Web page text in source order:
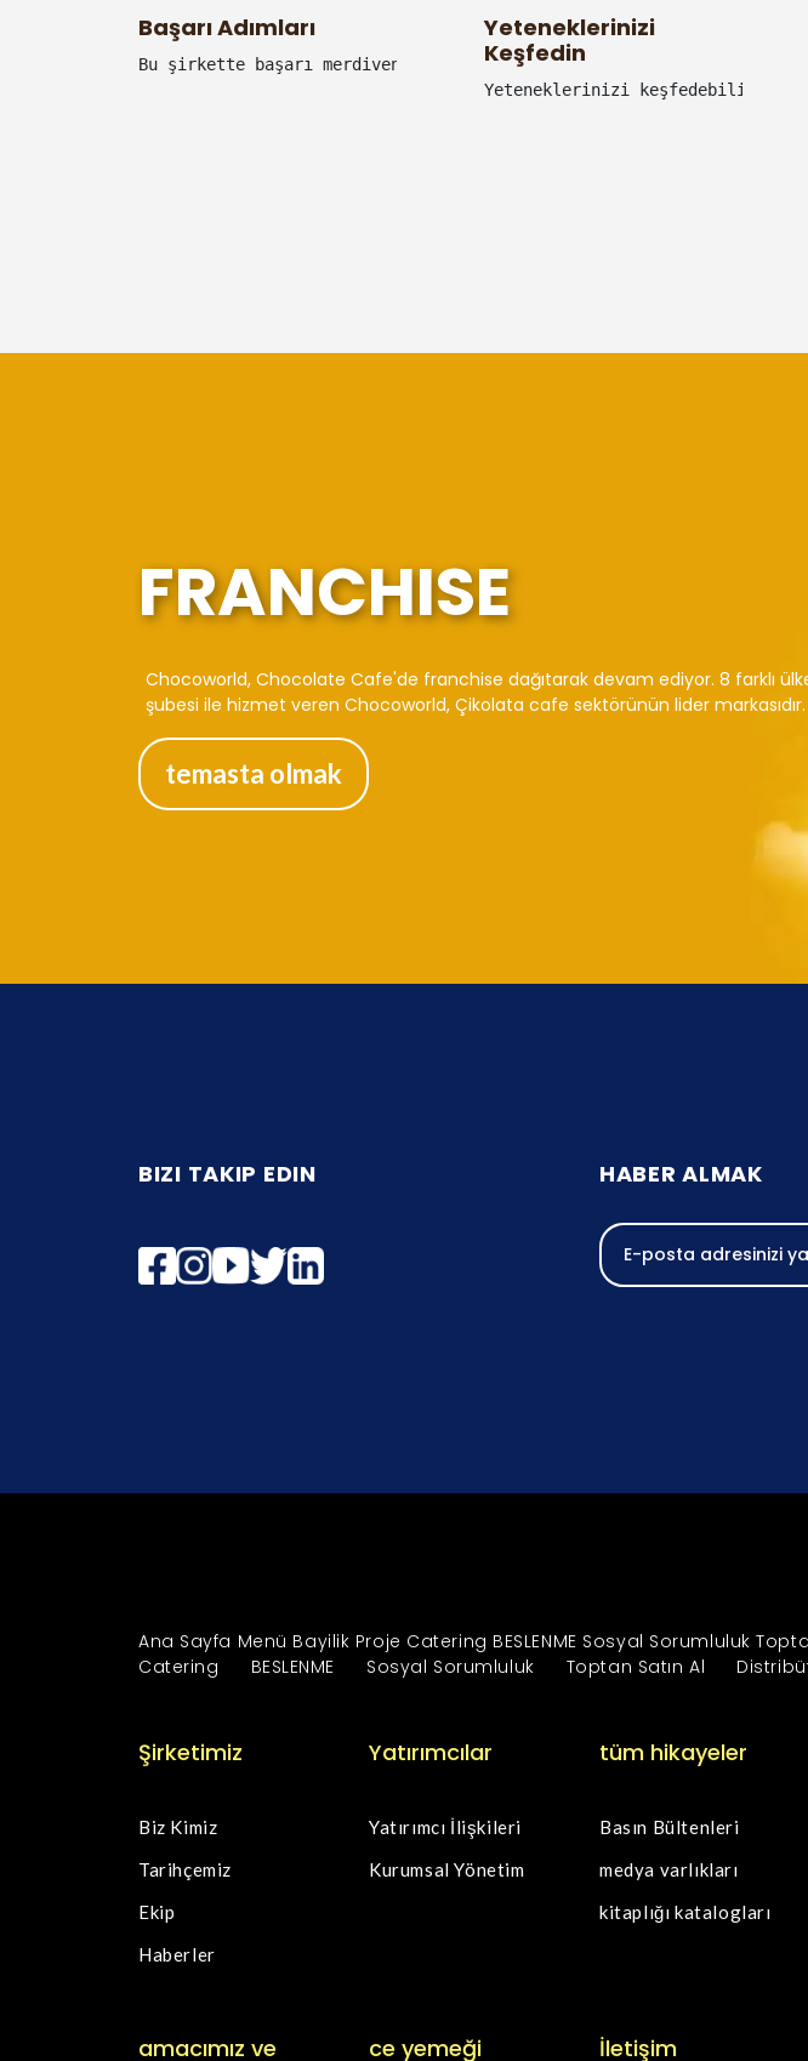
Başarı Adımları
Bu şirkette başarı merdivenlerini tırmanan herkes ödüllendirilir
Yeteneklerinizi
Keşfedin
Yeteneklerinizi keşfedebilir
FRANCHISE
Chocoworld, Chocolate Cafe'de franchise dağıtarak devam ediyor. 8 farklı
şubesi ile hizmet veren Chocoworld, Çikolata cafe sektörünün lider markasıdır.
temasta olmak
BIZI TAKIP EDIN HABER ALMAK
Ana Sayfa Menü Bayilik Proje Catering BESLENME Sosyal Sorumluluk
Catering
BESLENME Sosyal Sorumluluk Toptan Satın Al
Şirketimiz
Biz Kimiz
Tarihçemiz
Ekip
Haberler
Yatırımcılar
Yatırımcı İlişkileri
Kurumsal Yönetim
tüm hikayeler
Basın Bültenleri
medya varlıkları
kitaplığı katalogları
amacımız ve ce yemeği İletişim